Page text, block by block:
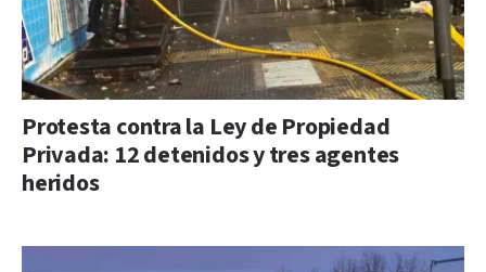
Protesta contra la Ley de Propiedad
Privada: 12 detenidos y tres agentes
heridos